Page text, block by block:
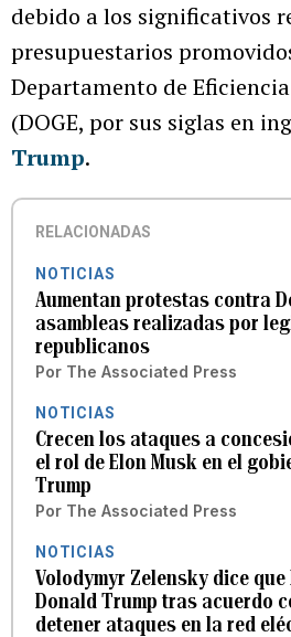
debido a los significativos
presupuestarios
Departamento de
(DOGE, por sus siglas en
Trump.
RELACIONADAS
NOTICIAS
Aumentan protestas contra
asambleas realizadas por
republicanos
Por The Associated Press
NOTICIAS
Crecen los ataques a
el rol de Elon Musk en el
Trump
Por The Associated Press
NOTICIAS
Volodymyr Zelensky dice
Donald Trump tras acuerdo
detener ataques en la red